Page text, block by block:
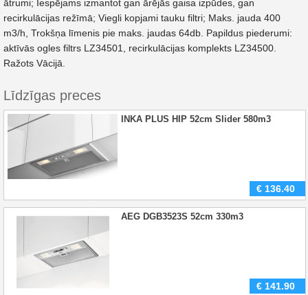
ātrumi; Iespējams izmantot gan ārējās gaisa izpūdes, gan
recirkulācijas režīmā; Viegli kopjami tauku filtri; Maks. jauda 400
m3/h, Trokšņa līmenis pie maks. jaudas 64db. Papildus piederumi:
aktīvās ogles filtrs LZ34501, recirkulācijas komplekts LZ34500.
Ražots Vācijā.
Līdzīgas preces
INKA PLUS HIP 52cm Slider 580m3
€ 136.40
AEG DGB3523S 52cm 330m3
€ 141.90